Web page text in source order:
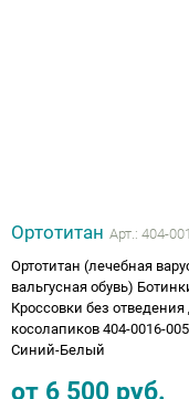
Ортотитан Арт.: 404-
Ортотитан (лечебная
вальгусная обувь)
Кроссовки без отведения
косолапиков 404-0016-
Синий-Белый
от 6 500 руб.